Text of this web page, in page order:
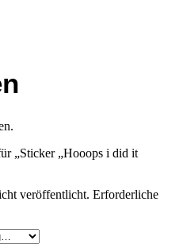
„Sticker „Hooops i did it
veröffentlicht. Erforderliche